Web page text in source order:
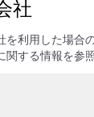
社
を利用した場合
関する情報を参